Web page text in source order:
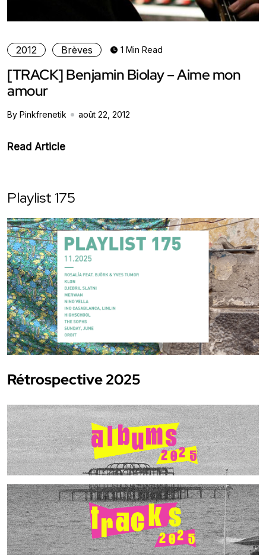
2012 Brèves 1 Min Read
[TRACK] Benjamin Biolay – Aime mon
amour
By Pinkfrenetik août 22, 2012
Read Article
Playlist 175
Rétrospective 2025